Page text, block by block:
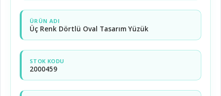
ÜRÜN ADI
Üç Renk Dörtlü Oval Tasarım Yüzük
STOK KODU
2000459